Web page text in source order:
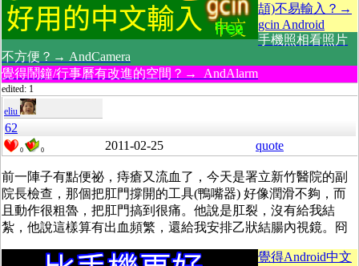
頡)不易輸入？→
gcin Android
手機照相看照片
不方便？→ AndCamera
覺得鬧鐘/行事曆有改進的空間？→ AndAlarm
edited: 1
eliu
62
0 0 2011-02-25 quote
前一陣子有點便祕，痔瘡又流血了，今天是署立新竹醫院的副
院長檢查，那個把肛門撐開的工具(鴨嘴器) 好像潤滑不夠，而
且動作很粗魯，把肛門搞到很痛。他說是肛裂，沒有給我結
紮，他說這樣算有出血頻繁，還給我安排乙狀結腸內視鏡。冏
覺得Android中文